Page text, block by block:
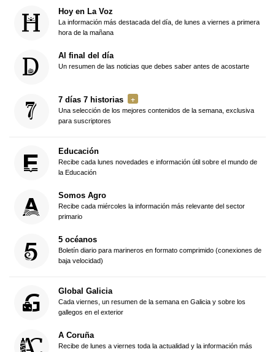
Hoy en La Voz
La información más destacada del día, de lunes a viernes a primera
hora de la mañana
Al final del día
Un resumen de las noticias que debes saber antes de acostarte
7 días 7 historias
Una selección de los mejores contenidos de la semana, exclusiva
para suscriptores
Educación
Recibe cada lunes novedades e información útil sobre el mundo de
la Educación
Somos Agro
Recibe cada miércoles la información más relevante del sector
primario
5 océanos
Boletín diario para marineros en formato comprimido (conexiones de
baja velocidad)
Global Galicia
Cada viernes, un resumen de la semana en Galicia y sobre los
gallegos en el exterior
A Coruña
Recibe de lunes a viernes toda la actualidad y la información más